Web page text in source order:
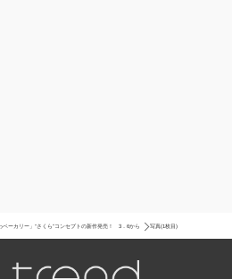
ベーカリー」“さくら”コンセプトの新作発売！ 3．6から 写真(1枚目)